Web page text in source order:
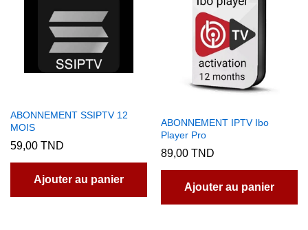
ABONNEMENT SSIPTV 12
MOIS
59,00 TND
Ajouter au panier
ABONNEMENT IPTV Ibo
Player Pro
89,00 TND
Ajouter au panier